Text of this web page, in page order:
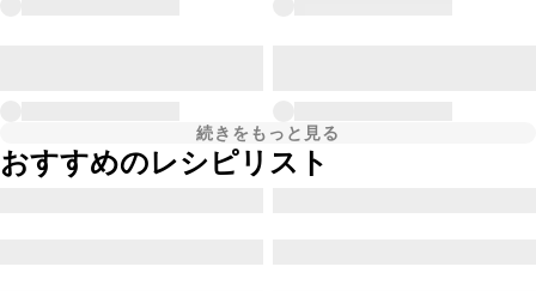
続きをもっと見る
おすすめのレシピリスト